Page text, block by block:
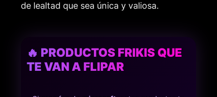
de lealtad que sea única y valiosa.
🔥 PRODUCTOS FRIKIS QUE
TE VAN A FLIPAR